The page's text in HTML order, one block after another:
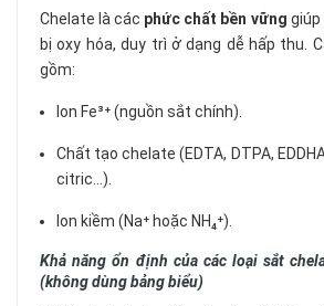
Chelate là các phức chất bền vững giúp
bị oxy hóa, duy trì ở dạng dễ hấp thu.
gồm:
Ion Fe³⁺ (nguồn sắt chính).
Chất tạo chelate (EDTA, DTPA,
citric...).
Ion kiềm (Na⁺ hoặc NH₄⁺).
Khả năng ổn định của các loại sắt
(không dùng bảng biểu)